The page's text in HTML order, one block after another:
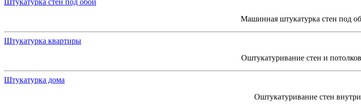
Машинная штукатурка стен под
Штукатурка квартиры
Оштукатуривание стен и
Штукатурка дома
Оштукатуривание стен